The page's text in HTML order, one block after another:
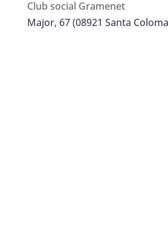
Club social Gramenet
Major, 67 (08921 Santa